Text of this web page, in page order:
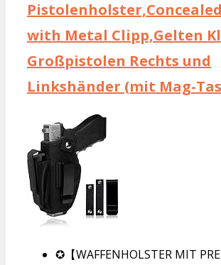
with Metal Clipp,Gelten
Großpistolen Rechts und
Linkshänder (mit Mag-
✪【WAFFENHOLSTER MIT